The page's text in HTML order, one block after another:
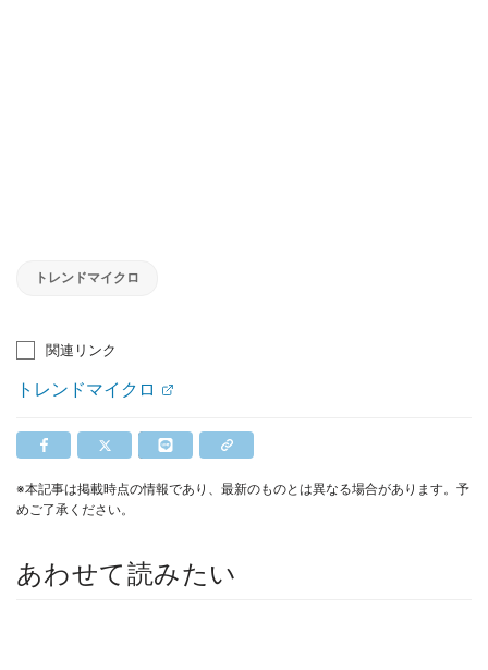
トレンドマイクロ
関連リンク
トレンドマイクロ
※本記事は掲載時点の情報であり、最新のものとは異なる場合があります。予
めご了承ください。
あわせて読みたい